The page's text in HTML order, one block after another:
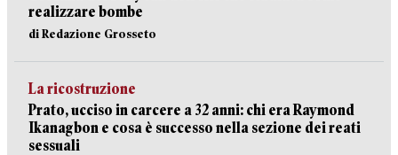
realizzare bombe
di Redazione Grosseto
La ricostruzione
Prato, ucciso in carcere a 32 anni: chi era Raymond
Ikanagbon e cosa è successo nella sezione dei reati
sessuali